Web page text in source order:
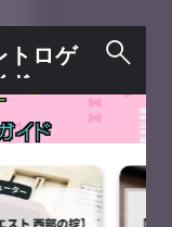
トロゲ
ド